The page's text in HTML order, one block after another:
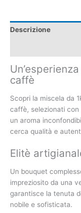
Descrizione
caffè
Scopri la miscela da
caffè, selezionati
un aroma
cerca qualità e
Elitè
Un bouquet
impreziosito da una
garantisce la tenuta
nobile e sofisticata.